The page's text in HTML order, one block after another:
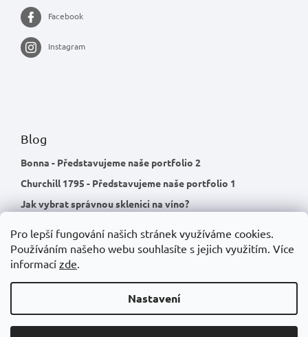
Pro lepší fungování našich stránek využíváme cookies.
Používáním našeho webu souhlasíte s jejich využitím. Více
informací zde.
Nastavení
Facebook
Instagram
Blog
Bonna - Představujeme naše portfolio 2
Churchill 1795 - Představujeme naše portfolio 1
Jak vybrat správnou sklenici na víno?